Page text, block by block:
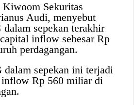
Sekuritas
Audi, menyebut
dalam sepekan terakhir
inflow sebesar Rp
perdagangan.
dalam sepekan ini terjadi
inflow Rp 560 miliar di